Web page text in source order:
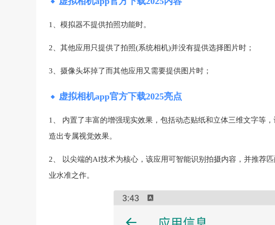
1、模拟器不提供拍照功能时。
2、其他应用只提供了拍照(系统相机)并没有提供选择图片时；
3、摄像头坏掉了而其他应用又需要提供图片时；
虚拟相机app官方下载2025亮点
1、 内置了丰富的增强现实效果，包括动态贴纸和立体三维文字等
造出专属视觉效果。
2、 以尖端的AI技术为核心，该应用可智能识别拍摄内容，并推荐
业水准之作。